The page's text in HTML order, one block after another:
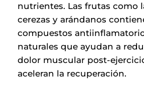
nutrientes. Las frutas como
cerezas y arándanos
compuestos
naturales que ayudan a
dolor muscular post-
aceleran la recuperación.